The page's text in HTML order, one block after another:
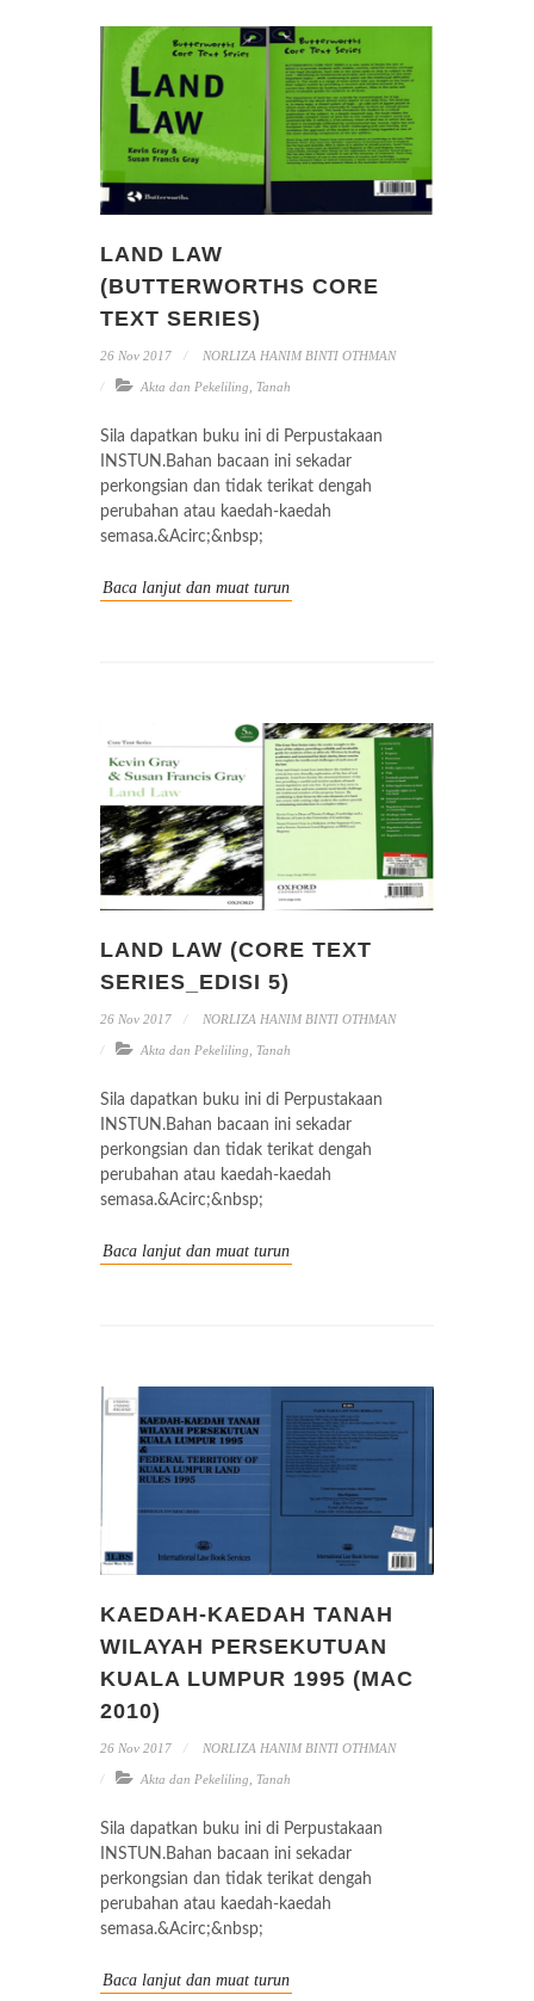
LAND LAW
(BUTTERWORTHS CORE
TEXT SERIES)
26 Nov 2017 NORLIZA HANIM BINTI OTHMAN
Akta dan Pekeliling Tanah
Sila dapatkan buku ini di Perpustakaan
INSTUN.Bahan bacaan ini sekadar
perkongsian dan tidak terikat dengah
perubahan atau kaedah-kaedah
semasa.&Acirc;&nbsp;
Baca lanjut dan muat turun
LAND LAW (CORE TEXT
SERIES_EDISI 5)
26 Nov 2017 NORLIZA HANIM BINTI OTHMAN
Akta dan Pekeliling Tanah
Sila dapatkan buku ini di Perpustakaan
INSTUN.Bahan bacaan ini sekadar
perkongsian dan tidak terikat dengah
perubahan atau kaedah-kaedah
semasa.&Acirc;&nbsp;
Baca lanjut dan muat turun
KAEDAH-KAEDAH TANAH
WILAYAH PERSEKUTUAN
KUALA LUMPUR 1995 (MAC
2010)
26 Nov 2017 NORLIZA HANIM BINTI OTHMAN
Akta dan Pekeliling Tanah
Sila dapatkan buku ini di Perpustakaan
INSTUN.Bahan bacaan ini sekadar
perkongsian dan tidak terikat dengah
perubahan atau kaedah-kaedah
semasa.&Acirc;&nbsp;
Baca lanjut dan muat turun